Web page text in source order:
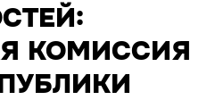
КОМИССИЯ